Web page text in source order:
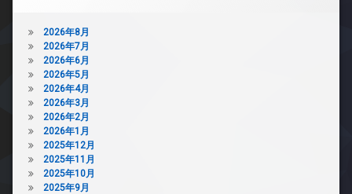
2026年8月
2026年7月
2026年6月
2026年5月
2026年4月
2026年3月
2026年2月
2026年1月
2025年12月
2025年11月
2025年10月
2025年9月